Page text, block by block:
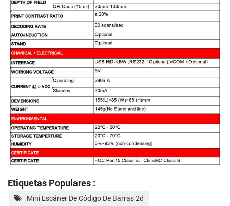
Etiquetas Populares :
Mini Escáner De Código De Barras 2d